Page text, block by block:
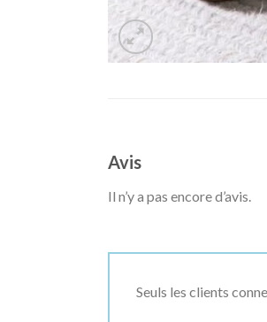
Avis
Il n’y a pas encore d’avis.
Seuls les clients